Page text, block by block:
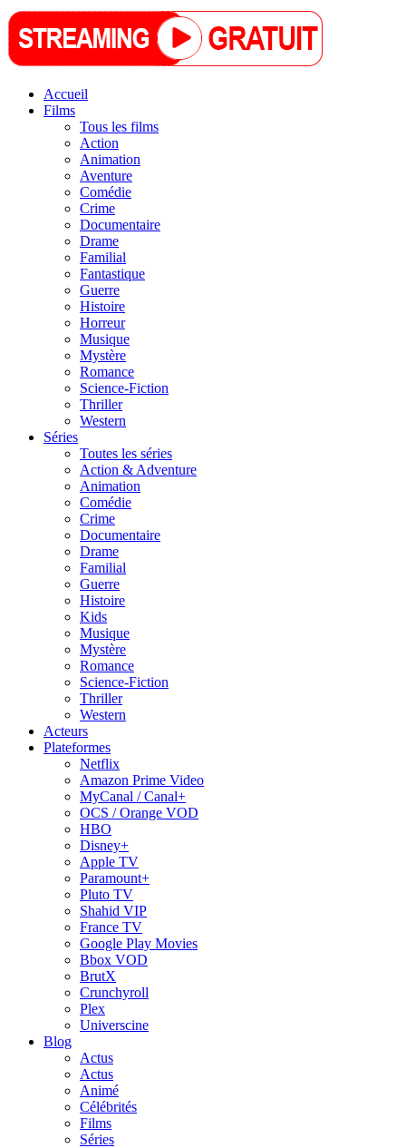
Accueil
Films
Tous les films
Action
Animation
Aventure
Comédie
Crime
Documentaire
Drame
Familial
Fantastique
Guerre
Histoire
Horreur
Musique
Mystère
Romance
Science-Fiction
Thriller
Western
Séries
Toutes les séries
Action & Adventure
Animation
Comédie
Crime
Documentaire
Drame
Familial
Guerre
Histoire
Kids
Musique
Mystère
Romance
Science-Fiction
Thriller
Western
Acteurs
Plateformes
Netflix
Amazon Prime Video
MyCanal / Canal+
OCS / Orange VOD
HBO
Disney+
Apple TV
Paramount+
Pluto TV
Shahid VIP
France TV
Google Play Movies
Bbox VOD
BrutX
Crunchyroll
Plex
Universcine
Blog
Actus
Actus
Animé
Célébrités
Films
Séries